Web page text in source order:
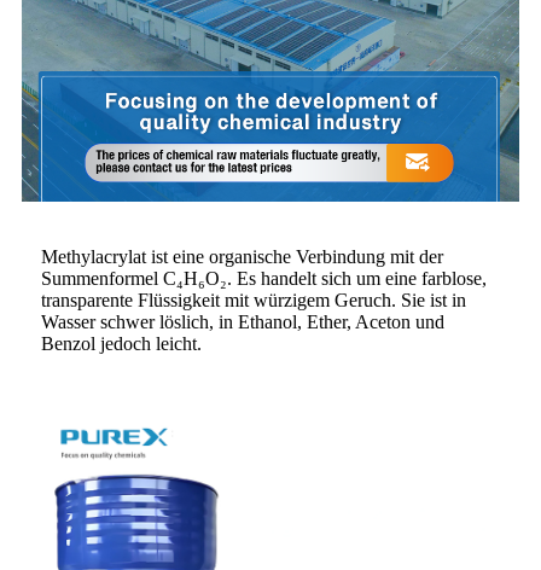
Methylacrylat ist eine organische Verbindung mit der
Summenformel C₄H₆O₂. Es handelt sich um eine farblose,
transparente Flüssigkeit mit würzigem Geruch. Sie ist in
Wasser schwer löslich, in Ethanol, Ether, Aceton und
Benzol jedoch leicht.